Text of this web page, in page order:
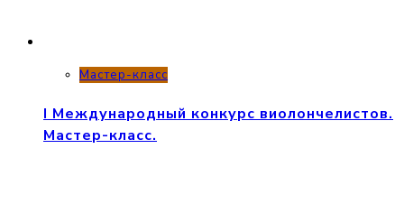
Мастер-класс
I Международный конкурс виолончелистов.
Мастер-класс.